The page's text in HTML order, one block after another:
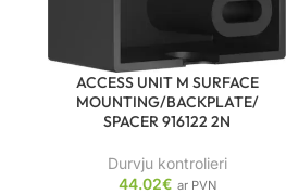
ACCESS UNIT M SURFACE
MOUNTING/BACKPLATE/
SPACER 916122 2N
Durvju kontrolieri
44.02€ ar PVN